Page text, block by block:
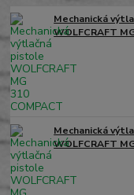
Mechanická
WOLFCRAFT
Mechanická
WOLFCRAFT